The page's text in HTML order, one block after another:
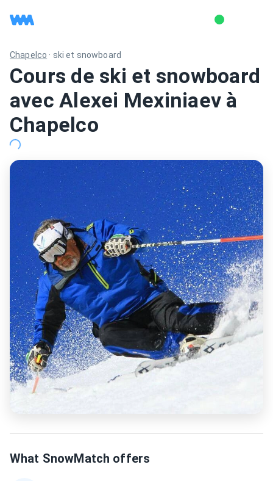
Chapelco · ski et snowboard
Cours de ski et snowboard
avec Alexei Mexiniaev à
Chapelco
What SnowMatch offers